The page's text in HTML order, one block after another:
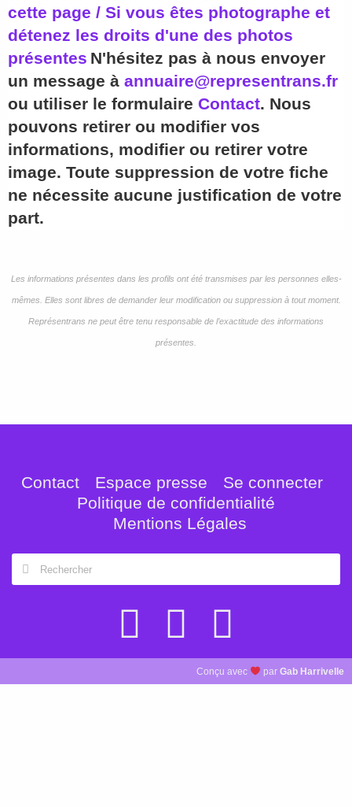
cette page / Si vous êtes photographe et
détenez les droits d'une des photos
présentes N'hésitez pas à nous envoyer
un message à annuaire@representrans.fr
ou utiliser le formulaire Contact. Nous
pouvons retirer ou modifier vos
informations, modifier ou retirer votre
image. Toute suppression de votre fiche
ne nécessite aucune justification de votre
part.
Les informations présentes dans les profils ont été transmises par les personnes elles-
mêmes. Elles sont libres de demander leur modification ou suppression à tout moment.
Représentrans ne peut être tenu responsable de l’exactitude des informations
présentes.
Contact Espace presse
Se connecter
Politique de confidentialité
Mentions Légales
Conçu avec par Gab Harrivelle